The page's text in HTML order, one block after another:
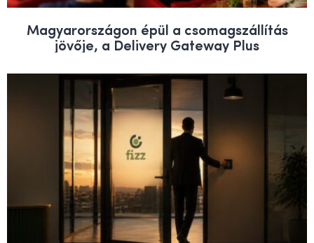
Magyarországon épül a csomagszállítás
jövője, a Delivery Gateway Plus